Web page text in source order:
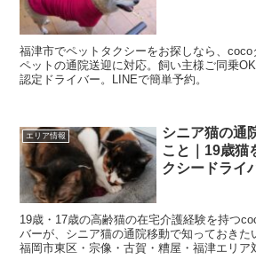
福津市でペットタクシーをお探しなら、
ペットの通院送迎に対応。飼い主様ご同乗
認定ドライバー。LINEで簡単予約。
エリア情報
シニア猫の通
こと｜19歳猫
クシードライ
19歳・17歳の高齢猫の在宅介護経験を持つ
バーが、シニア猫の通院移動で知っておきた
福岡市東区・宗像・古賀・糟屋・福津エリア